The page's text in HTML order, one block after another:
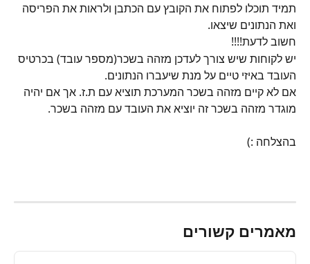
תמיד תוכלו לפתוח את הקובץ עם הכתבן ולראות את הפריסה
ואת הנתונים שיצאו.
חשוב לדעת!!!!
יש לקוחות שיש צורך לעדכן מזהה בשכר(מספר עובד) בכרטיס
העובד באיזי טיים על מנת שיעברו הנתונים.
אם לא קיים מזהה בשכר המערכת תוציא עם ת.ז. אך אם יהיה
מוגדר מזהה בשכר זה יוציא את העובד עם מזהה בשכר.
בהצלחה :)
מאמרים קשורים